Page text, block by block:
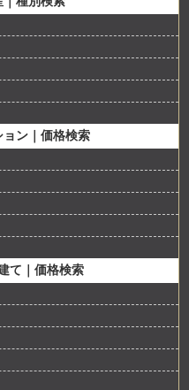
ン｜価格検索
て｜価格検索